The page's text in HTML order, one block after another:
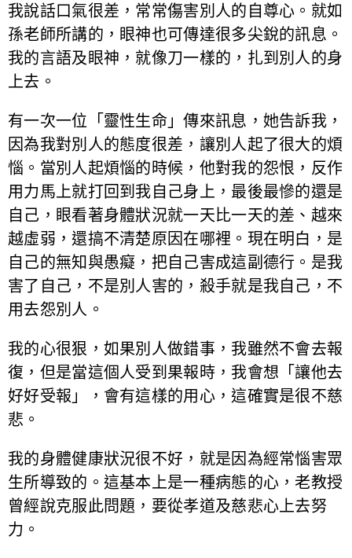
我說話口氣很差，常常傷害別人的自尊心。就如
孫老師所講的，眼神也可傳達很多尖銳的訊息。
我的言語及眼神，就像刀一樣的，扎到別人的身
上去。
有一次一位「靈性生命」傳來訊息，她告訴我，
因為我對別人的態度很差，讓別人起了很大的煩
惱。當別人起煩惱的時候，他對我的怨恨，反作
用力馬上就打回到我自己身上，最後最慘的還是
自己，眼看著身體狀況就一天比一天的差、越來
越虛弱，還搞不清楚原因在哪裡。現在明白，是
自己的無知與愚癡，把自己害成這副德行。是我
害了自己，不是別人害的，殺手就是我自己，不
用去怨別人。
我的心很狠，如果別人做錯事，我雖然不會去報
復，但是當這個人受到果報時，我會想「讓他去
好好受報」，會有這樣的用心，這確實是很不慈
悲。
我的身體健康狀況很不好，就是因為經常惱害眾
生所導致的。這基本上是一種病態的心，老教授
曾經說克服此問題，要從孝道及慈悲心上去努
力。